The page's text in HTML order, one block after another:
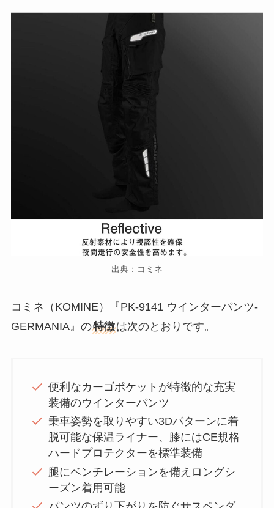
出典：コミネ
コミネ（KOMINE）『PK-9141 ウインターパンツ-
GERMANIA』の特徴は次のとおりです。
便利なカーゴポケットが特徴的な充実
装備のウインターパンツ
乗車姿勢を取りやすい3Dパターンに着
脱可能な保温ライナー、膝にはCE規格
ハードプロテクターを標準装備
腿にベンチレーションを備えロングシ
ーズン着用可能